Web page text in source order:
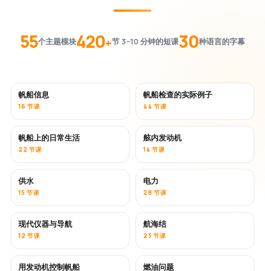
55个主题模块420+节 3–10 分钟的短课30种语言的字幕
帆船信息
16 节课
帆船检查的实际例子
44 节课
帆船上的日常生活
22 节课
舷内发动机
14 节课
供水
15 节课
电力
28 节课
现代仪器与导航
12 节课
航海结
23 节课
用发动机控制帆船 燃油问题